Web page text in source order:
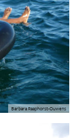
Barbara Raaphorst-Ouwens